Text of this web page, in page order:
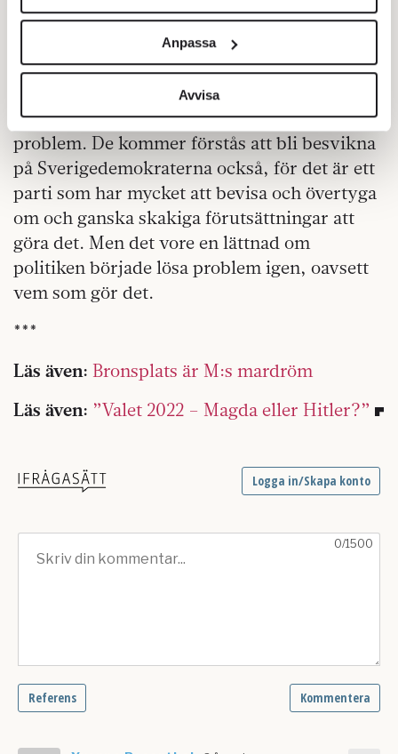
Vi använder enhetsidentifierare för att anpassa innehållet
för sociala medier och analysera vår trafik. Vi
vidarebefordrar även sådana identifierare och annan
information från din enhet till de sociala medier och
annons- och analysföretag som vi samarbetar med.
Dessa kan i sin tur kombinera informationen med annan
information som du har tillhandahållit eller som de har
samlat in när du har använt deras tjänster.
Om du vill läsa mer om hur vi hanterar personuppgifter
kan du göra dethär.
Anpassa
Avvisa
Ingenting har hänt, förutom det vi redan
kände till. Folk har helt enkelt tröttnat på en
politik som skapar, snarare än löser,
problem. De kommer förstås att bli besvikna
på Sverigedemokraterna också, för det är ett
parti som har mycket att bevisa och övertyga
om och ganska skakiga förutsättningar att
göra det. Men det vore en lättnad om
politiken började lösa problem igen, oavsett
vem som gör det.
***
Läs även: Bronsplats är M:s mardröm
Läs även: ”Valet 2022 – Magda eller Hitler?”